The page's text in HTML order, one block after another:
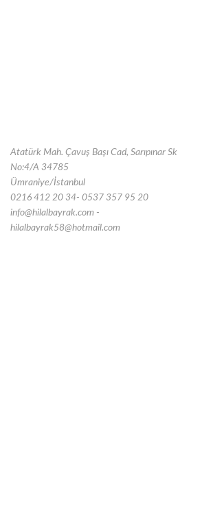
Atatürk Mah. Çavuş Başı Cad, Sarıpınar Sk
No:4/A 34785
Ümraniye/İstanbul
0216 412 20 34- 0537 357 95 20
info@hilalbayrak.com -
hilalbayrak58@hotmail.com